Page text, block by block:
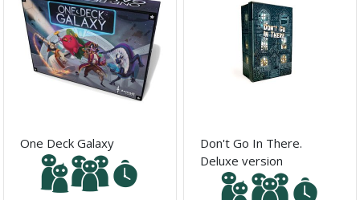
One Deck Galaxy
Don't Go In There.
Deluxe version